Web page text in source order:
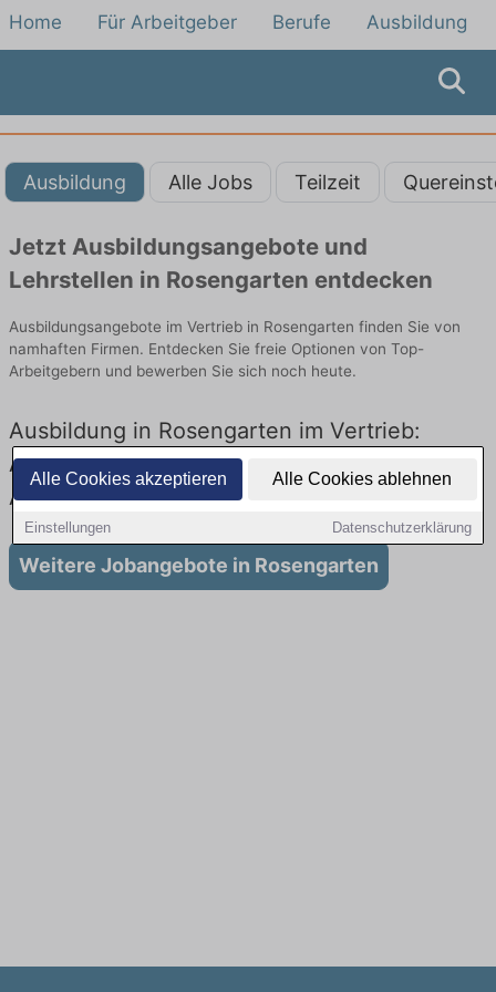
Alle Cookies akzeptieren Alle Cookies ablehnen
Einstellungen Datenschutzerklärung
Home Für Arbeitgeber Berufe Ausbildung
Ausbildung Alle Jobs Teilzeit
Jetzt Ausbildungsangebote und
Lehrstellen in Rosengarten entdecken
Ausbildungsangebote im Vertrieb in Rosengarten finden Sie von
namhaften Firmen. Entdecken Sie freie Optionen von Top-
Arbeitgebern und bewerben Sie sich noch heute.
Ausbildung in Rosengarten im Vertrieb:
Aktuell gibt es keine Stellenangebote für
Ausbildung in Rosengarten
Weitere Jobangebote in Rosengarten